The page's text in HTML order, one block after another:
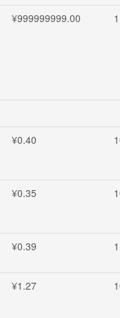
¥999999999.00
¥0.40
¥0.35
¥0.39 1
¥1.27